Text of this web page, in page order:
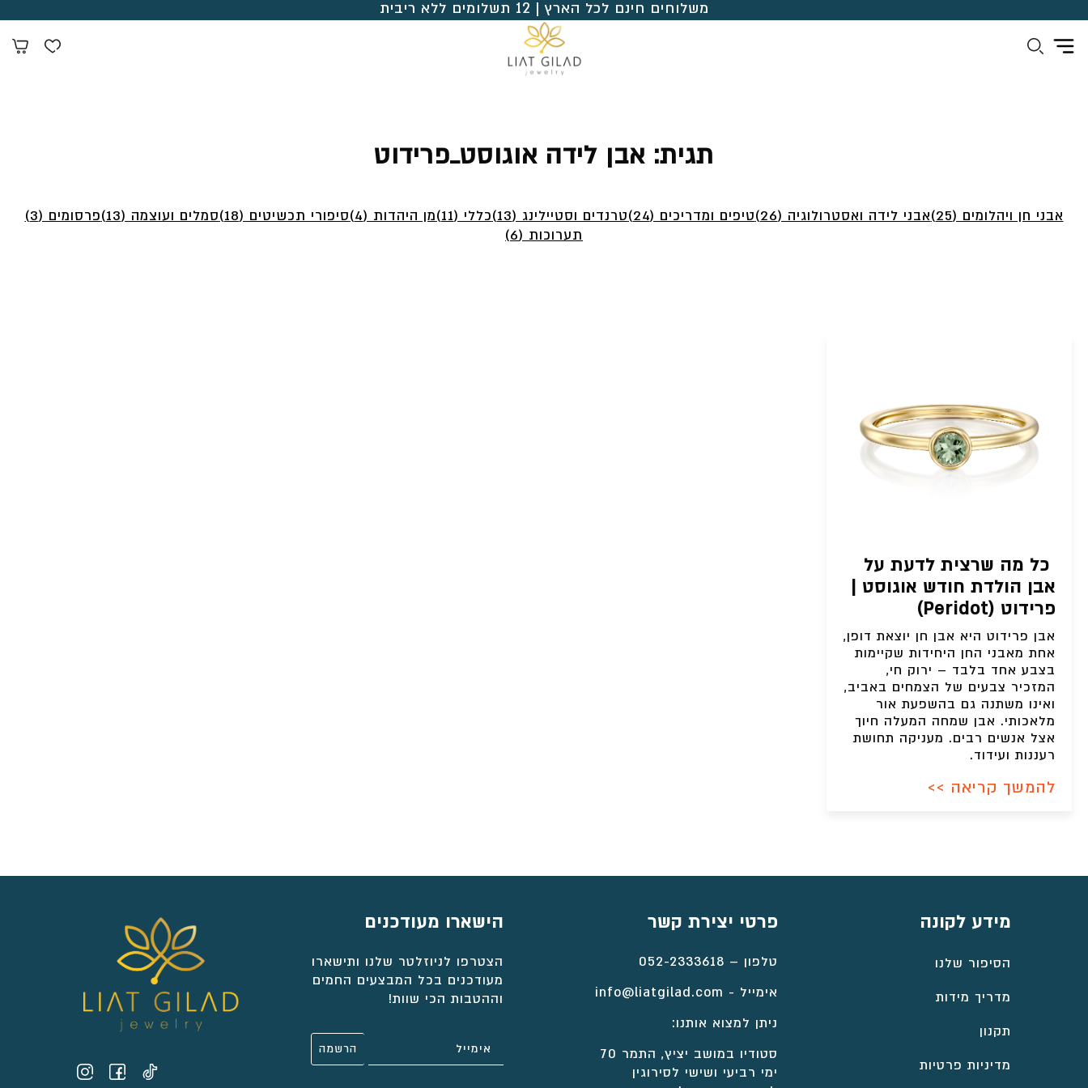
משלוחים חינם לכל הארץ | 12 תשלומים ללא ריבית
תגית: אבן לידה אוגוסט_פרידוט
אבני חן ויהלומים (25) אבני לידה ואסטרולוגיה (26) טיפים ומדריכים (24) טרנדים וסטיילינג (13) כללי (11) מן היהדות (4) סיפורי תכשיטים (18) סמלים ועוצמה (13)
פרסומים (3)
תערוכות (6)
כל מה שרצית לדעת על
אבן הולדת חודש אוגוסט |
פרידוט (Peridot)
אבן פרידוט היא אבן חן יוצאת דופן,
אחת מאבני החן היחידות שקיימות
בצבע אחד בלבד – ירוק חי,
המזכיר צבעים של הצמחים באביב,
ואינו משתנה גם בהשפעת אור
מלאכותי. אבן שמחה המעלה חיוך
אצל אנשים רבים. מעניקה תחושת
רעננות ועידוד.
להמשך קריאה >>
מידע לקונה
הסיפור שלנו
מדריך מידות
תקנון
מדיניות פרטיות
פרטי יצירת קשר
טלפון – 052-2333618
אימייל - info@liatgilad.com
ניתן למצוא אותנו:
סטודיו במושב יציץ, התמר 70
ימי רביעי ושישי לסירוגין
הישארו מעודכנים
הצטרפו לניוזלטר שלנו ותישארו
מעודכנים בכל המבצעים החמים
וההטבות הכי שוות!